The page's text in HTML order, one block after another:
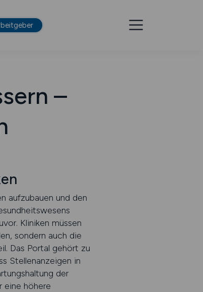
–
aufzubauen und den
Kliniken müssen
sondern auch die
Das Portal gehört zu
Stellenanzeigen in
der
eine höhere